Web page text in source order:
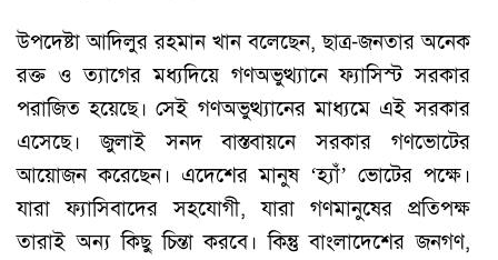
উপদেষ্টা আদিলুর রহমান খান বলেছেন, ছাত্র-জনতার অনেক
রক্ত ও ত্যাগের মধ্যদিয়ে গণঅভুত্থ্যানে ফ্যাসিস্ট সরকার
পরাজিত হয়েছে। সেই গণঅভুত্থ্যানের মাধ্যমে এই সরকার
এসেছে। জুলাই সনদ বাস্তবায়নে সরকার গণভোটের
আয়োজন করেছেন। এদেশের মানুষ ‘হ্যাঁ’ ভোটের পক্ষে।
যারা ফ্যাসিবাদের সহযোগী, যারা গণমানুষের প্রতিপক্ষ
তারাই অন্য কিছু চিন্তা করবে। কিন্তু বাংলাদেশের জনগণ,